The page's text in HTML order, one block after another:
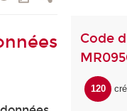
Code
120